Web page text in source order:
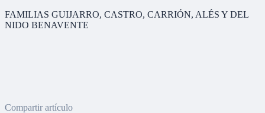
FAMILIAS GUIJARRO, CASTRO, CARRIÓN, ALÉS Y DEL
NIDO BENAVENTE
Compartir artículo